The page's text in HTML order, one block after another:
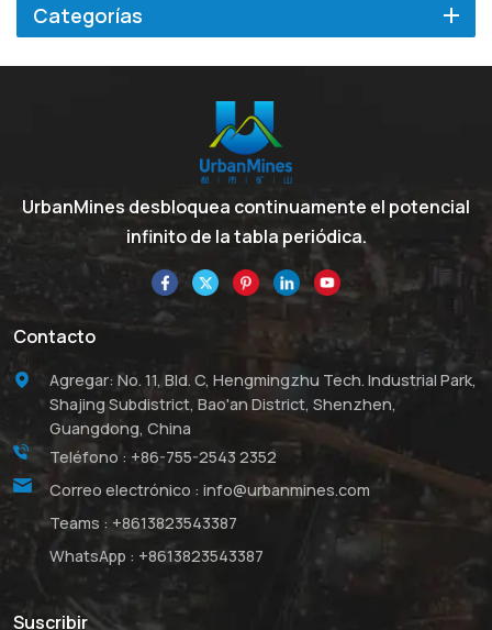
Categorías
UrbanMines desbloquea continuamente el potencial
infinito de la tabla periódica.
Contacto
Agregar: No. 11, Bld. C, Hengmingzhu Tech. Industrial Park,
Shajing Subdistrict, Bao'an District, Shenzhen,
Guangdong, China
Teléfono : +86-755-2543 2352
Correo electrónico : info@urbanmines.com
Teams : +8613823543387
WhatsApp : +8613823543387
Suscribir